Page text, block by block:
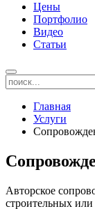
Цены
Портфолио
Видео
Статьи
Главная
Услуги
Авторское
строительных